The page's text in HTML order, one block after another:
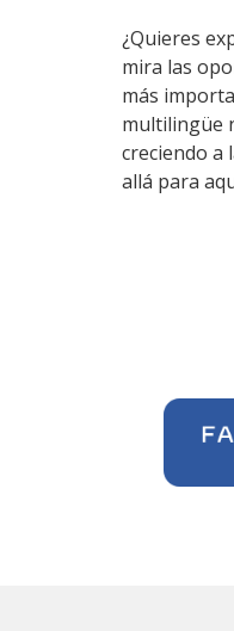
¿Quieres
mira las
más
multilingüe
creciendo a
allá para